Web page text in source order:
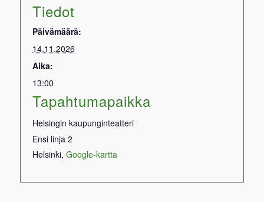
Tiedot
Päivämäärä:
14.11.2026
Aika:
13:00
Tapahtumapaikka
Helsingin kaupunginteatteri
Ensi linja 2
Helsinki, Google-kartta